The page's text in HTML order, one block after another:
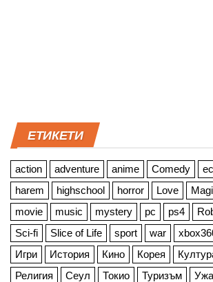
ЕТИКЕТИ
action adventure anime Comedy
harem
highschool horror Love
movie
music mystery pc ps4
Sci-fi
Slice of Life sport war
Игри
История Кино Корея
Религия
Сеул Токио Туризъм